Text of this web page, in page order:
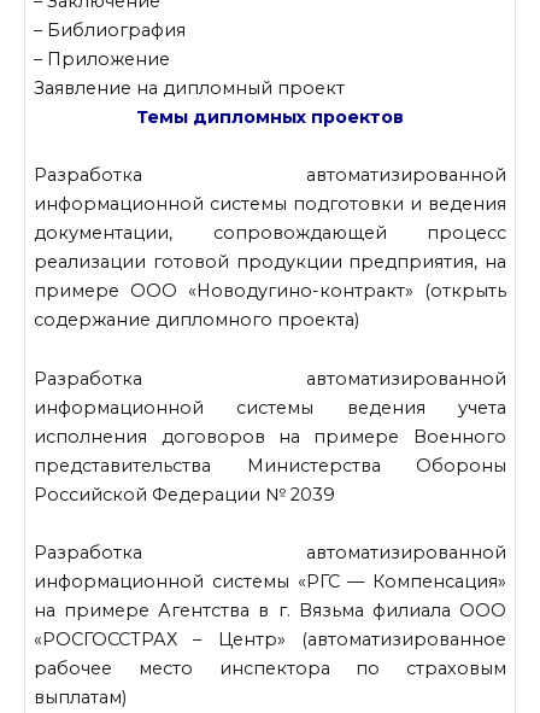
– Библиография
– Приложение
Заявление на дипломный проект
Темы дипломных проектов
Разработка автоматизированной
информационной системы подготовки и ведения
документации, сопровождающей процесс
реализации готовой продукции предприятия, на
примере ООО «Новодугино-контракт» (открыть
содержание дипломного проекта)
Разработка автоматизированной
информационной системы ведения учета
исполнения договоров на примере Военного
представительства Министерства Обороны
Российской Федерации № 2039
Разработка автоматизированной
информационной системы «РГС — Компенсация»
на примере Агентства в г. Вязьма филиала ООО
«РОСГОССТРАХ – Центр» (автоматизированное
рабочее место инспектора по страховым
выплатам)